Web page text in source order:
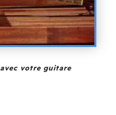
votre guitare